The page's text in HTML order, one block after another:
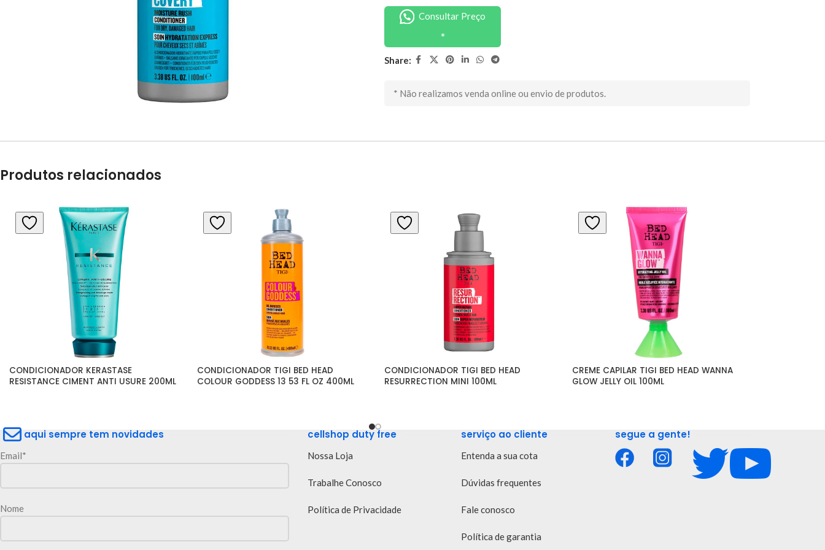
Consultar Preço
Share:
* Não realizamos venda online ou envio de produtos.
Produtos relacionados
CONDICIONADOR KERASTASE
RESISTANCE CIMENT ANTI USURE 200ML
CONDICIONADOR TIGI BED HEAD
COLOUR GODDESS 13 53 FL OZ 400ML
CONDICIONADOR TIGI BED HEAD
RESURRECTION MINI 100ML
CREME CAPILAR TIGI BED HEAD WANNA
GLOW JELLY OIL 100ML
aqui sempre tem novidades
Email*
Nome
cellshop duty free
Nossa Loja
Trabalhe Conosco
Política de Privacidade
serviço ao cliente
Entenda a sua cota
Dúvidas frequentes
Fale conosco
Política de garantia
segue a gente!